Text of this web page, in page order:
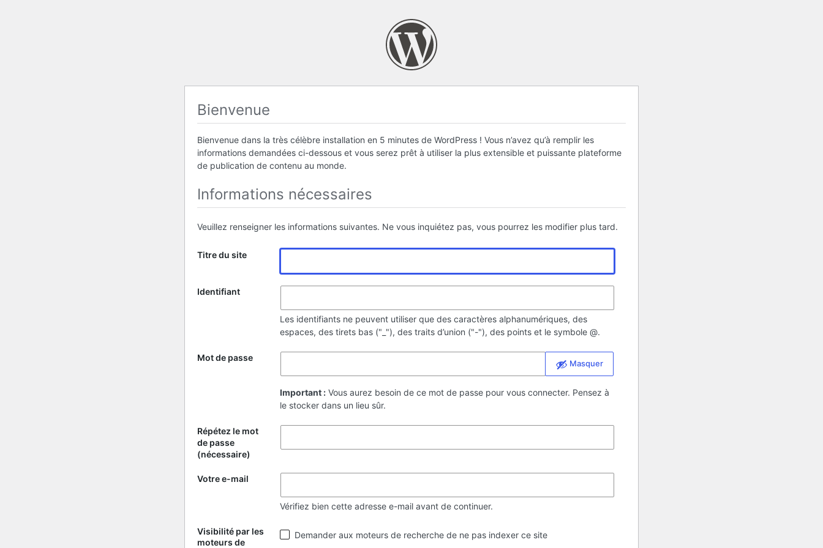
Bienvenue
Bienvenue dans la très célèbre installation en 5 minutes de WordPress ! Vous n’avez qu’à remplir les
informations demandées ci-dessous et vous serez prêt à utiliser la plus extensible et puissante plateforme
de publication de contenu au monde.
Informations nécessaires
Veuillez renseigner les informations suivantes. Ne vous inquiétez pas, vous pourrez les modifier plus tard.
Titre du site
Identifiant
Les identifiants ne peuvent utiliser que des caractères alphanumériques, des
espaces, des tirets bas ("_"), des traits d’union ("-"), des points et le symbole @.
Mot de passe
Masquer
Important : Vous aurez besoin de ce mot de passe pour vous connecter. Pensez à
le stocker dans un lieu sûr.
Répétez le mot
de passe
(nécessaire)
Votre e-mail
Vérifiez bien cette adresse e-mail avant de continuer.
Visibilité par les
moteurs de
Visibilité
par
Demander aux moteurs de recherche de ne pas indexer ce site